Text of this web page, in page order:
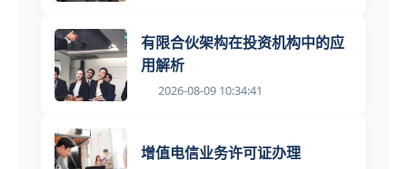
有限合伙架构在投资机构中的应
用解析
2026-08-09 10:34:41
增值电信业务许可证办理